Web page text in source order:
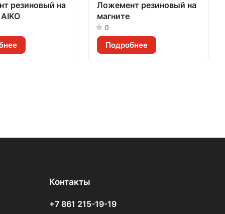
резиновый на
Ложемент резиновый на
магните
0
Подробнее
Контакты
+7 861 215-19-19